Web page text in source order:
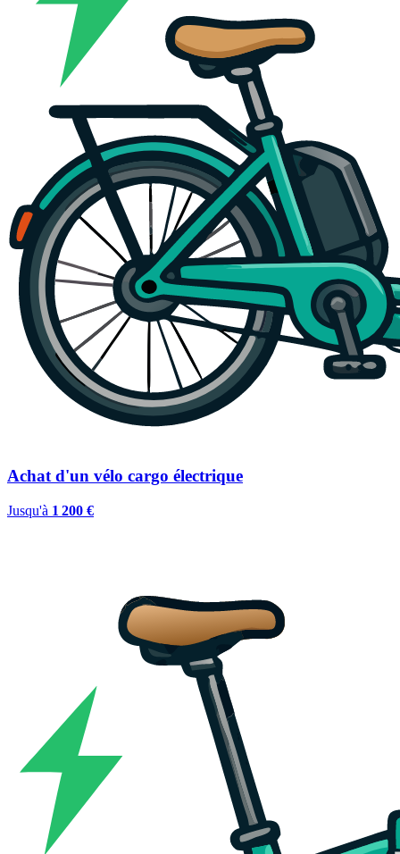
Achat d'un vélo cargo électrique
Jusqu'à 1 200 €